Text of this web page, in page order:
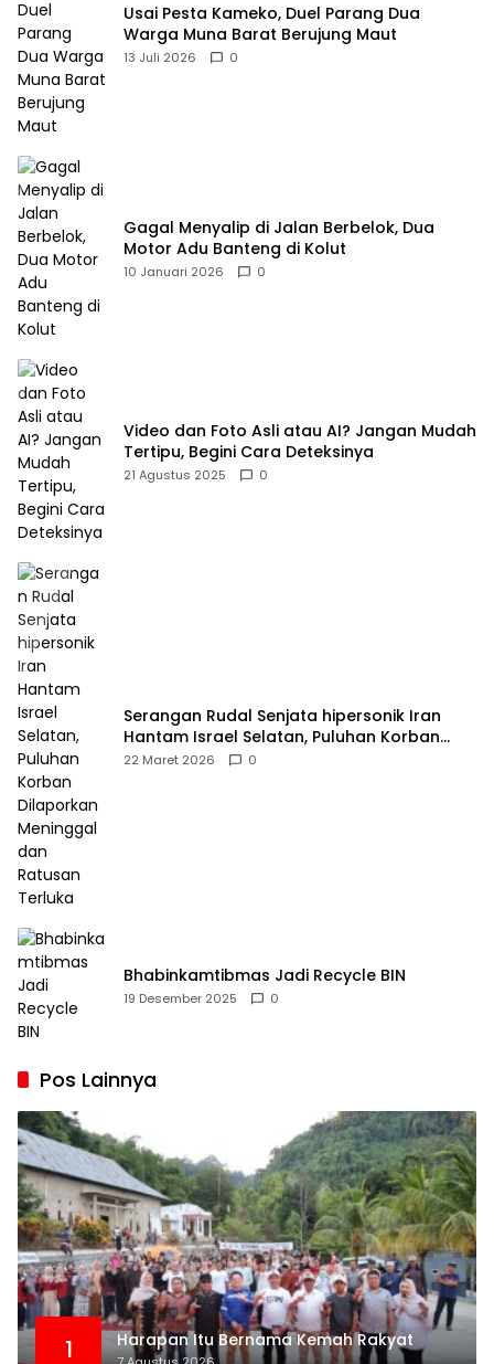
Usai Pesta Kameko, Duel Parang Dua
Warga Muna Barat Berujung Maut
13 Juli 2026 0
Gagal Menyalip di Jalan Berbelok, Dua
Motor Adu Banteng di Kolut
10 Januari 2026 0
Video dan Foto Asli atau AI? Jangan Mudah
Tertipu, Begini Cara Deteksinya
21 Agustus 2025 0
Serangan Rudal Senjata hipersonik Iran
Hantam Israel Selatan, Puluhan Korban
Dilaporkan Meninggal dan Ratusan Terluka
22 Maret 2026 0
Bhabinkamtibmas Jadi Recycle BIN
19 Desember 2025 0
Pos Lainnya
1 Harapan Itu Bernama Kemah Rakyat